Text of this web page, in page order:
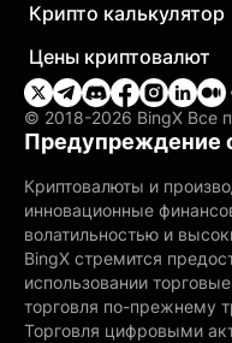
Крипто калькулятор
Цены криптовалют
© 2018-2026 BingX Все
Предупреждение
Криптовалюты и
инновационные
волатильностью и
BingX стремится
использовании
торговля по-прежнему
Торговля цифровыми